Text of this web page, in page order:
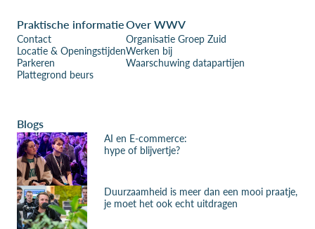
Praktische informatie
Contact
Locatie & Openingstijden
Parkeren
Plattegrond beurs
Over WWV
Organisatie Groep Zuid
Werken bij
Waarschuwing datapartijen
Blogs
AI en E-commerce:
hype of blijvertje?
Duurzaamheid is meer dan een mooi praatje,
je moet het ook echt uitdragen